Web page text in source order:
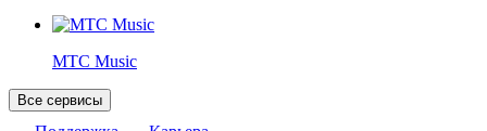
МТС Music
Все сервисы